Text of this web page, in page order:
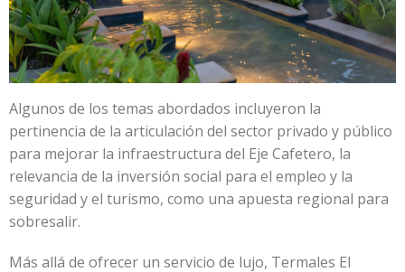
Algunos de los temas abordados incluyeron la
pertinencia de la articulación del sector privado y público
para mejorar la infraestructura del Eje Cafetero, la
relevancia de la inversión social para el empleo y la
seguridad y el turismo, como una apuesta regional para
sobresalir.
Más allá de ofrecer un servicio de lujo, Termales El